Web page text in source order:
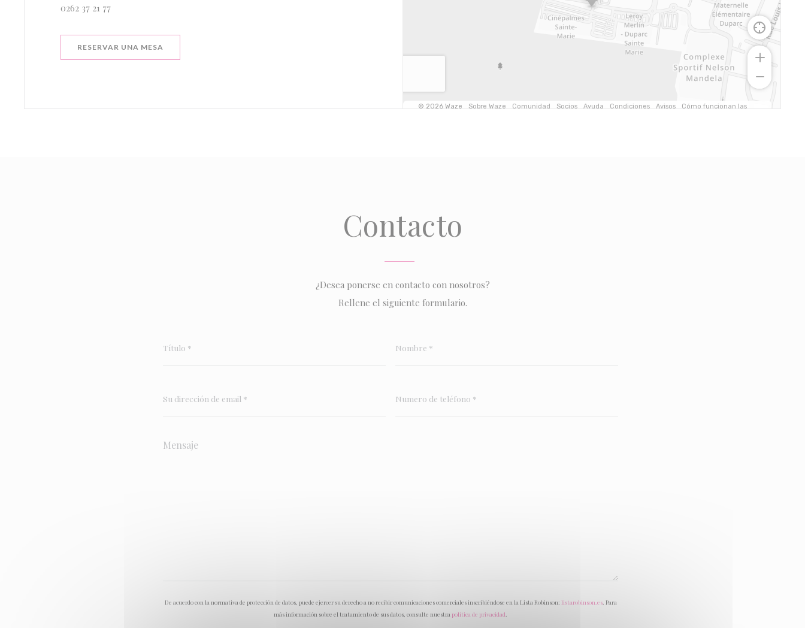
0262 37 21 77
RESERVAR UNA MESA
Contacto
¿Desea ponerse en contacto con nosotros?
Rellene el siguiente formulario.
De acuerdo con la normativa de protección de datos, puede ejercer su derecho a no recibir comunicaciones comerciales inscribiéndose en la Lista Robinson: listarobinson.es. Para
más información sobre el tratamiento de sus datos, consulte nuestra política de privacidad.